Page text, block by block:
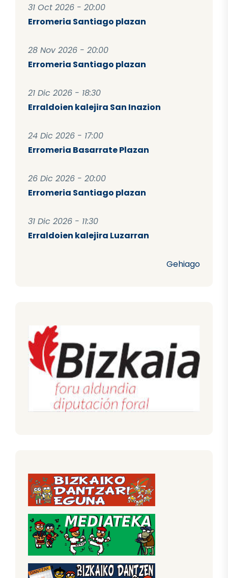
31 Oct 2026 - 20:00
Erromeria Santiago plazan
28 Nov 2026 - 20:00
Erromeria Santiago plazan
21 Dic 2026 - 18:30
Erraldoien kalejira San Inazion
24 Dic 2026 - 17:00
Erromeria Basarrate Plazan
26 Dic 2026 - 20:00
Erromeria Santiago plazan
31 Dic 2026 - 11:30
Erraldoien kalejira Luzarran
Gehiago